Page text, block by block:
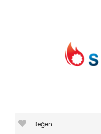
Beğen